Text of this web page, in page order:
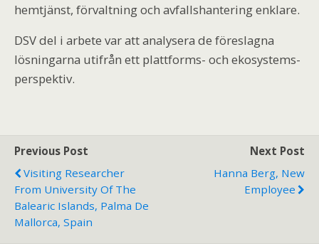
hemtjänst, förvaltning och avfallshantering enklare.
DSV del i arbete var att analysera de föreslagna
lösningarna utifrån ett plattforms- och ekosystems-
perspektiv.
Previous Post
Visiting Researcher
From University Of The
Balearic Islands, Palma De
Mallorca, Spain
Next Post
Hanna Berg, New
Employee